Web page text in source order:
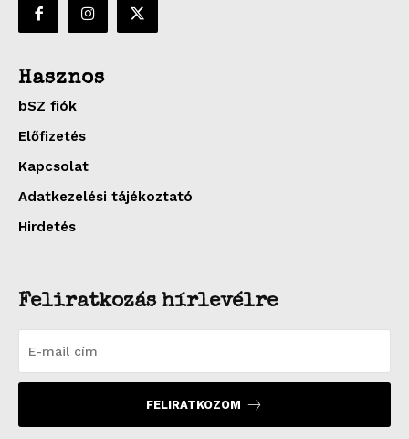
Hasznos
bSZ fiók
Előfizetés
Kapcsolat
Adatkezelési tájékoztató
Hirdetés
Feliratkozás hírlevélre
FELIRATKOZOM